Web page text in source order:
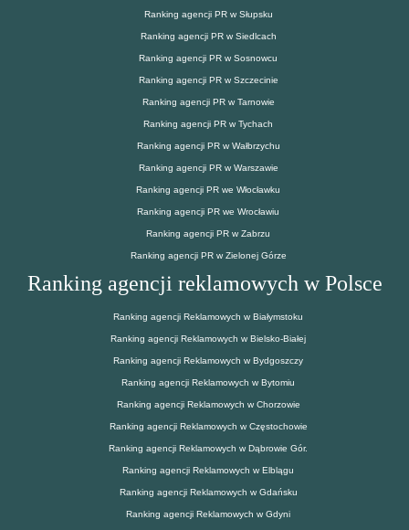
Ranking agencji PR w Słupsku
Ranking agencji PR w Siedlcach
Ranking agencji PR w Sosnowcu
Ranking agencji PR w Szczecinie
Ranking agencji PR w Tarnowie
Ranking agencji PR w Tychach
Ranking agencji PR w Wałbrzychu
Ranking agencji PR w Warszawie
Ranking agencji PR we Włocławku
Ranking agencji PR we Wrocławiu
Ranking agencji PR w Zabrzu
Ranking agencji PR w Zielonej Górze
Ranking agencji reklamowych w Polsce
Ranking agencji Reklamowych w Białymstoku
Ranking agencji Reklamowych w Bielsko-Białej
Ranking agencji Reklamowych w Bydgoszczy
Ranking agencji Reklamowych w Bytomiu
Ranking agencji Reklamowych w Chorzowie
Ranking agencji Reklamowych w Częstochowie
Ranking agencji Reklamowych w Dąbrowie Gór.
Ranking agencji Reklamowych w Elblągu
Ranking agencji Reklamowych w Gdańsku
Ranking agencji Reklamowych w Gdyni